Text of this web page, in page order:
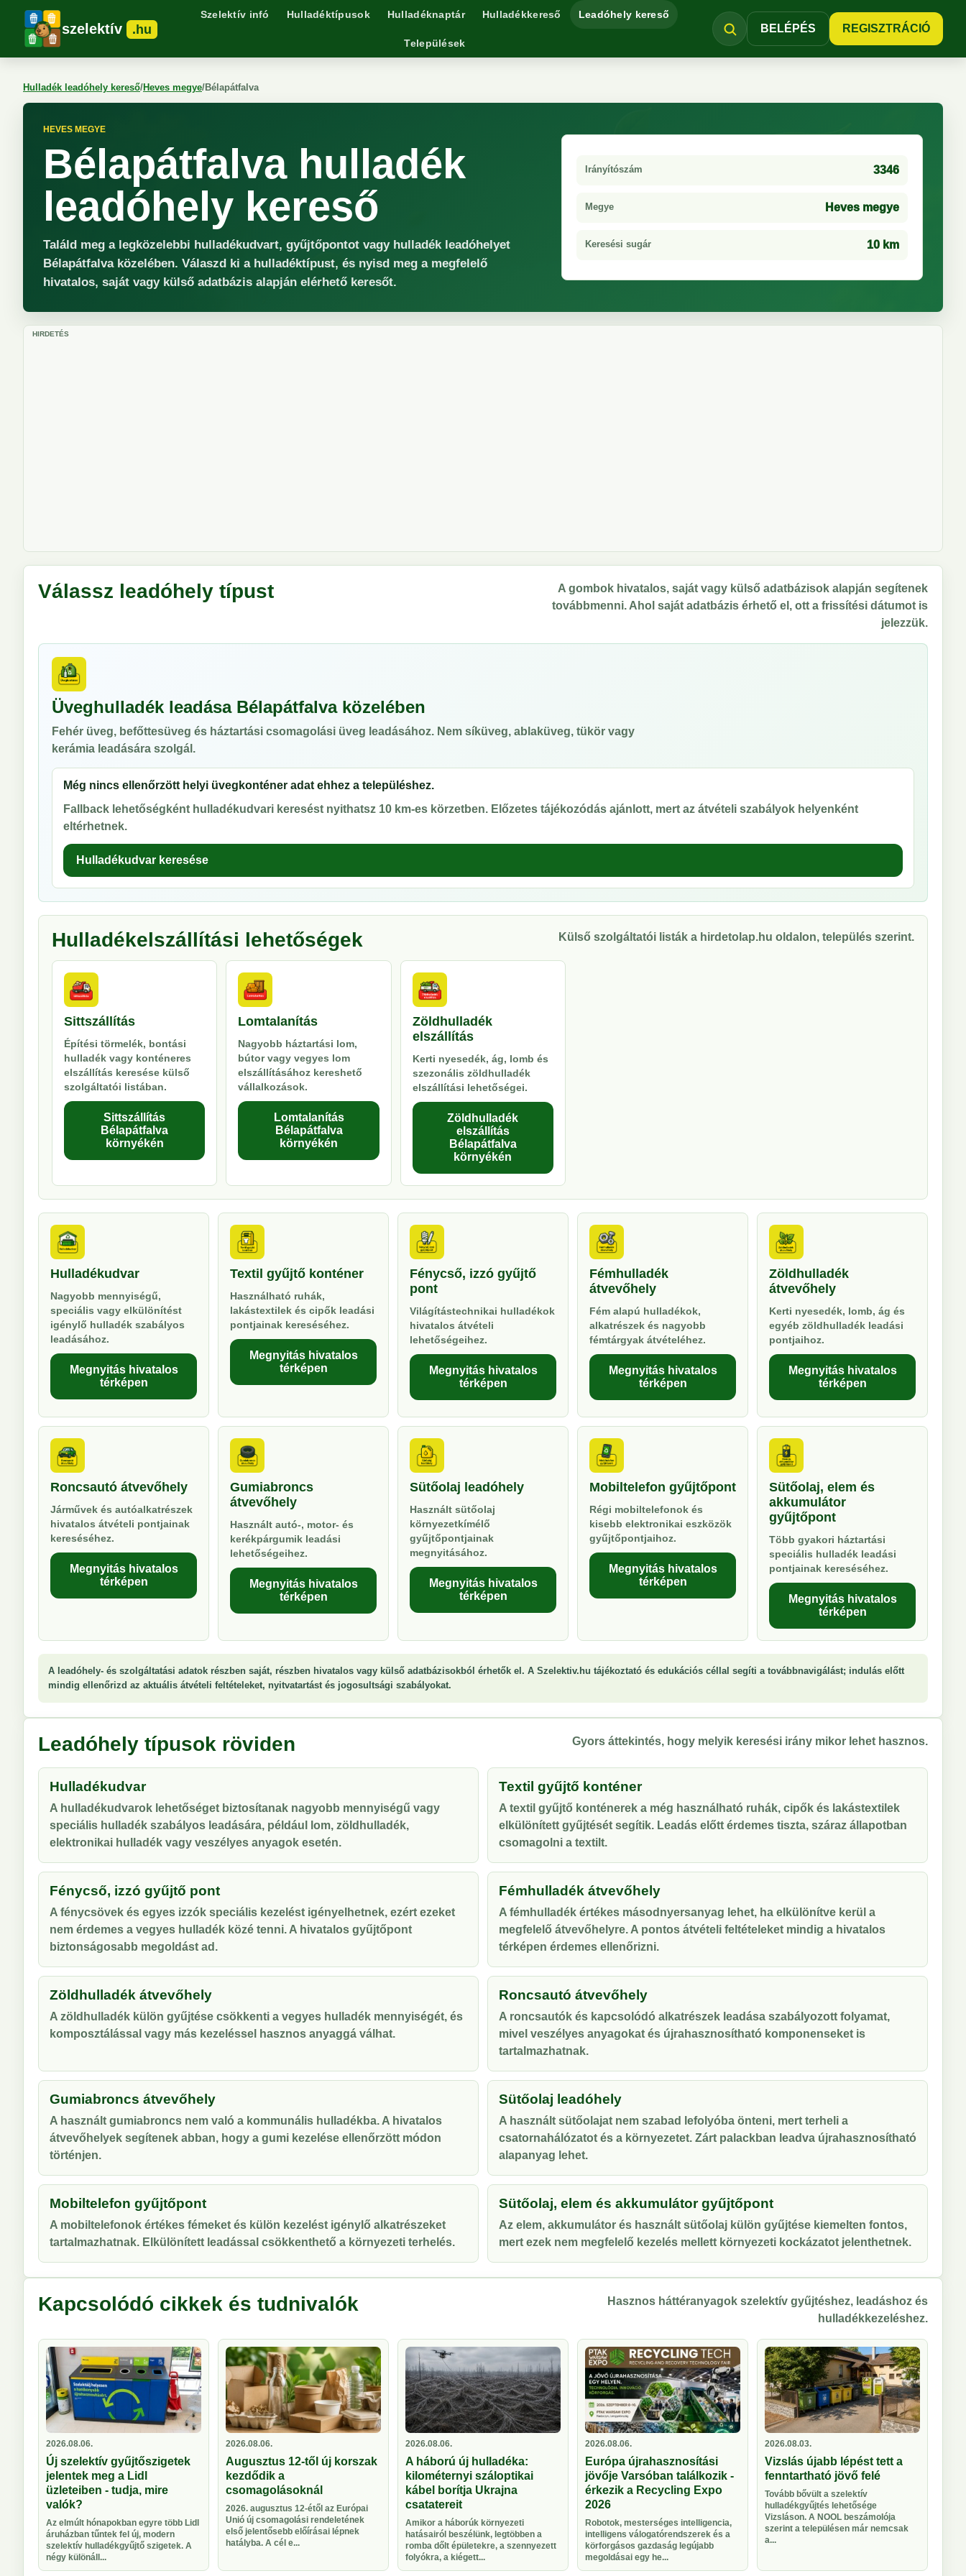
szelektív .hu
Szelektív infó Hulladéktípusok Hulladéknaptár Hulladékkereső Leadóhely kereső
Települések
BELÉPÉS REGISZTRÁCIÓ
Hulladék leadóhely kereső/Heves megye/Bélapátfalva
HEVES MEGYE
Bélapátfalva hulladék
leadóhely kereső
Találd meg a legközelebbi hulladékudvart, gyűjtőpontot vagy hulladék leadóhelyet
Bélapátfalva közelében. Válaszd ki a hulladéktípust, és nyisd meg a megfelelő
hivatalos, saját vagy külső adatbázis alapján elérhető keresőt.
Irányítószám 3346
Megye Heves megye
Keresési sugár 10 km
HIRDETÉS
Válassz leadóhely típust
A gombok hivatalos, saját vagy külső adatbázisok alapján segítenek
továbbmenni. Ahol saját adatbázis érhető el, ott a frissítési dátumot is
jelezzük.
Üveghulladék leadása Bélapátfalva közelében
Fehér üveg, befőttesüveg és háztartási csomagolási üveg leadásához. Nem síküveg, ablaküveg, tükör vagy
kerámia leadására szolgál.
Még nincs ellenőrzött helyi üvegkonténer adat ehhez a településhez.
Fallback lehetőségként hulladékudvari keresést nyithatsz 10 km-es körzetben. Előzetes tájékozódás ajánlott, mert az átvételi szabályok helyenként
eltérhetnek.
Hulladékudvar keresése
Hulladékelszállítási lehetőségek Külső szolgáltatói listák a hirdetolap.hu oldalon, település szerint.
Sittszállítás
Építési törmelék, bontási
hulladék vagy konténeres
elszállítás keresése külső
szolgáltatói listában.
Sittszállítás
Bélapátfalva
környékén
Lomtalanítás
Nagyobb háztartási lom,
bútor vagy vegyes lom
elszállításához kereshető
vállalkozások.
Lomtalanítás
Bélapátfalva
környékén
Zöldhulladék
elszállítás
Kerti nyesedék, ág, lomb és
szezonális zöldhulladék
elszállítási lehetőségei.
Zöldhulladék
elszállítás
Bélapátfalva
környékén
Hulladékudvar
Nagyobb mennyiségű,
speciális vagy elkülönítést
igénylő hulladék szabályos
leadásához.
Megnyitás hivatalos
térképen
Textil gyűjtő konténer
Használható ruhák,
lakástextilek és cipők leadási
pontjainak kereséséhez.
Megnyitás hivatalos
térképen
Fénycső, izzó gyűjtő
pont
Világítástechnikai hulladékok
hivatalos átvételi
lehetőségeihez.
Megnyitás hivatalos
térképen
Fémhulladék
átvevőhely
Fém alapú hulladékok,
alkatrészek és nagyobb
fémtárgyak átvételéhez.
Megnyitás hivatalos
térképen
Zöldhulladék
átvevőhely
Kerti nyesedék, lomb, ág és
egyéb zöldhulladék leadási
pontjaihoz.
Megnyitás hivatalos
térképen
Roncsautó átvevőhely
Járművek és autóalkatrészek
hivatalos átvételi pontjainak
kereséséhez.
Megnyitás hivatalos
térképen
Gumiabroncs
átvevőhely
Használt autó-, motor- és
kerékpárgumik leadási
lehetőségeihez.
Megnyitás hivatalos
térképen
Sütőolaj leadóhely
Használt sütőolaj
környezetkímélő
gyűjtőpontjainak
megnyitásához.
Megnyitás hivatalos
térképen
Mobiltelefon gyűjtőpont
Régi mobiltelefonok és
kisebb elektronikai eszközök
gyűjtőpontjaihoz.
Megnyitás hivatalos
térképen
Sütőolaj, elem és
akkumulátor
gyűjtőpont
Több gyakori háztartási
speciális hulladék leadási
pontjainak kereséséhez.
Megnyitás hivatalos
térképen
A leadóhely- és szolgáltatási adatok részben saját, részben hivatalos vagy külső adatbázisokból érhetők el. A Szelektiv.hu tájékoztató és edukációs céllal segíti a továbbnavigálást; indulás előtt
mindig ellenőrizd az aktuális átvételi feltételeket, nyitvatartást és jogosultsági szabályokat.
Leadóhely típusok röviden Gyors áttekintés, hogy melyik keresési irány mikor lehet hasznos.
Hulladékudvar
A hulladékudvarok lehetőséget biztosítanak nagyobb mennyiségű vagy
speciális hulladék szabályos leadására, például lom, zöldhulladék,
elektronikai hulladék vagy veszélyes anyagok esetén.
Textil gyűjtő konténer
A textil gyűjtő konténerek a még használható ruhák, cipők és lakástextilek
elkülönített gyűjtését segítik. Leadás előtt érdemes tiszta, száraz állapotban
csomagolni a textilt.
Fénycső, izzó gyűjtő pont
A fénycsövek és egyes izzók speciális kezelést igényelhetnek, ezért ezeket
nem érdemes a vegyes hulladék közé tenni. A hivatalos gyűjtőpont
biztonságosabb megoldást ad.
Fémhulladék átvevőhely
A fémhulladék értékes másodnyersanyag lehet, ha elkülönítve kerül a
megfelelő átvevőhelyre. A pontos átvételi feltételeket mindig a hivatalos
térképen érdemes ellenőrizni.
Zöldhulladék átvevőhely
A zöldhulladék külön gyűjtése csökkenti a vegyes hulladék mennyiségét, és
komposztálással vagy más kezeléssel hasznos anyaggá válhat.
Roncsautó átvevőhely
A roncsautók és kapcsolódó alkatrészek leadása szabályozott folyamat,
mivel veszélyes anyagokat és újrahasznosítható komponenseket is
tartalmazhatnak.
Gumiabroncs átvevőhely
A használt gumiabroncs nem való a kommunális hulladékba. A hivatalos
átvevőhelyek segítenek abban, hogy a gumi kezelése ellenőrzött módon
történjen.
Sütőolaj leadóhely
A használt sütőolajat nem szabad lefolyóba önteni, mert terheli a
csatornahálózatot és a környezetet. Zárt palackban leadva újrahasznosítható
alapanyag lehet.
Mobiltelefon gyűjtőpont
A mobiltelefonok értékes fémeket és külön kezelést igénylő alkatrészeket
tartalmazhatnak. Elkülönített leadással csökkenthető a környezeti terhelés.
Sütőolaj, elem és akkumulátor gyűjtőpont
Az elem, akkumulátor és használt sütőolaj külön gyűjtése kiemelten fontos,
mert ezek nem megfelelő kezelés mellett környezeti kockázatot jelenthetnek.
Kapcsolódó cikkek és tudnivalók
Hasznos háttéranyagok szelektív gyűjtéshez, leadáshoz és
hulladékkezeléshez.
2026.08.06.
Új szelektív gyűjtőszigetek
jelentek meg a Lidl
üzleteiben - tudja, mire
valók?
Az elmúlt hónapokban egyre több Lidl
áruházban tűntek fel új, modern
szelektív hulladékgyűjtő szigetek. A
négy különáll...
2026.08.06.
Augusztus 12-től új korszak
kezdődik a
csomagolásoknál
2026. augusztus 12-étől az Európai
Unió új csomagolási rendeletének
első jelentősebb előírásai lépnek
hatályba. A cél e...
2026.08.06.
A háború új hulladéka:
kilométernyi száloptikai
kábel borítja Ukrajna
csatatereit
Amikor a háborúk környezeti
hatásairól beszélünk, legtöbben a
romba dőlt épületekre, a szennyezett
folyókra, a kiégett...
2026.08.06.
Európa újrahasznosítási
jövője Varsóban találkozik -
érkezik a Recycling Expo
2026
Robotok, mesterséges intelligencia,
intelligens válogatórendszerek és a
körforgásos gazdaság legújabb
megoldásai egy he...
2026.08.03.
Vizslás újabb lépést tett a
fenntartható jövő felé
Tovább bővült a szelektív
hulladékgyűjtés lehetősége
Vizsláson. A NOOL beszámolója
szerint a településen már nemcsak
a...